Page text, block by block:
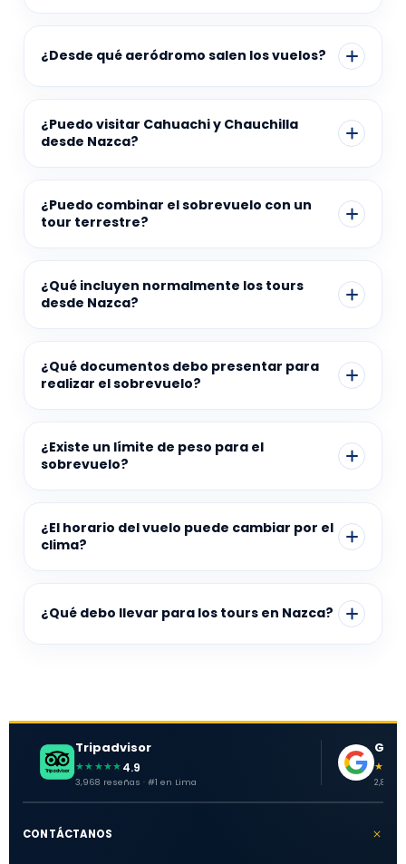
¿Desde qué aeródromo salen los vuelos?
¿Puedo visitar Cahuachi y Chauchilla
desde Nazca?
¿Puedo combinar el sobrevuelo con un
tour terrestre?
¿Qué incluyen normalmente los tours
desde Nazca?
¿Qué documentos debo presentar para
realizar el sobrevuelo?
¿Existe un límite de peso para el
sobrevuelo?
¿El horario del vuelo puede cambiar por el
clima?
¿Qué debo llevar para los tours en Nazca?
Tripadvisor
★★★★★ 4.9
3,968 reseñas · #1 en Lima 2,881
CONTÁCTANOS